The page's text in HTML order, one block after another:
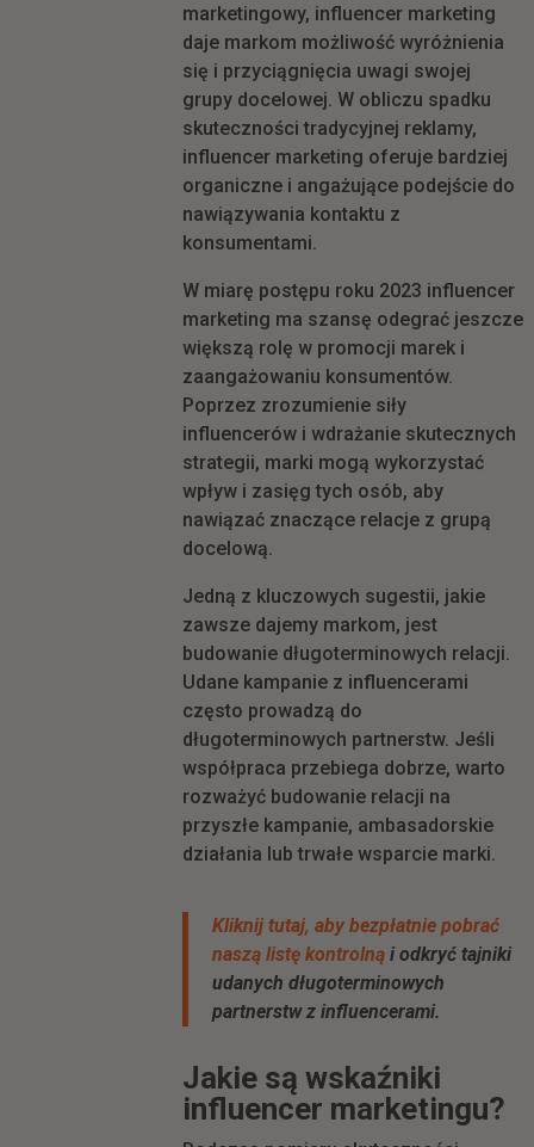
marketingowy, influencer marketing
daje markom możliwość wyróżnienia
się i przyciągnięcia uwagi swojej
grupy docelowej. W obliczu spadku
skuteczności tradycyjnej reklamy,
influencer marketing oferuje bardziej
organiczne i angażujące podejście do
nawiązywania kontaktu z
konsumentami.
W miarę postępu roku 2023 influencer
marketing ma szansę odegrać jeszcze
większą rolę w promocji marek i
zaangażowaniu konsumentów.
Poprzez zrozumienie siły
influencerów i wdrażanie skutecznych
strategii, marki mogą wykorzystać
wpływ i zasięg tych osób, aby
nawiązać znaczące relacje z grupą
docelową.
Jedną z kluczowych sugestii, jakie
zawsze dajemy markom, jest
budowanie długoterminowych relacji.
Udane kampanie z influencerami
często prowadzą do
długoterminowych partnerstw. Jeśli
współpraca przebiega dobrze, warto
rozważyć budowanie relacji na
przyszłe kampanie, ambasadorskie
działania lub trwałe wsparcie marki.
Kliknij tutaj, aby bezpłatnie pobrać
naszą listę kontrolną i odkryć tajniki
udanych długoterminowych
partnerstw z influencerami.
Jakie są wskaźniki
influencer marketingu?